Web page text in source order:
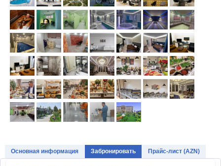
ЛЕРИК
САНАТОРИИ И ОТЕЛИ
Chinar Hotel & Spa Naftalan
NAFTALAN Hotel by Rixos
SHAHDAG Hotel & Spa
RIXOS GUBA
Основная информация Забронировать Прайс-лист (AZN)